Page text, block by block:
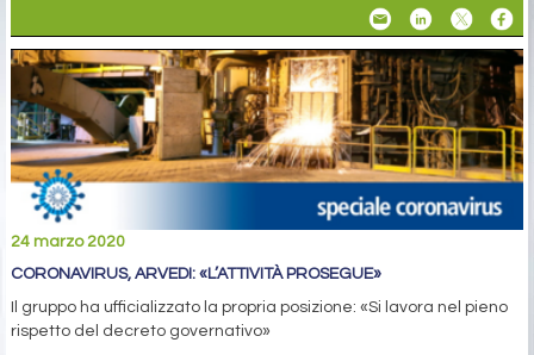
24 marzo 2020
CORONAVIRUS, ARVEDI: «L’ATTIVITÀ PROSEGUE»
Il gruppo ha ufficializzato la propria posizione: «Si lavora nel pieno
rispetto del decreto governativo»